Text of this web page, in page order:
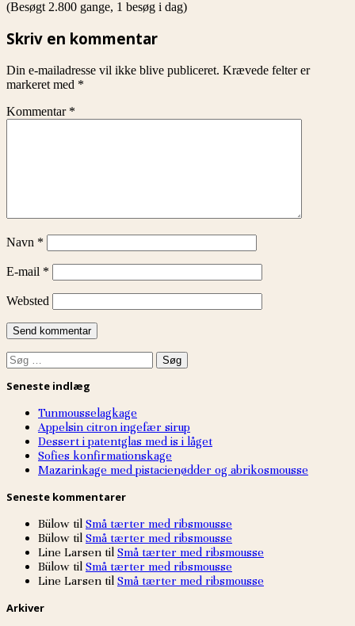
(Besøgt 2.800 gange, 1 besøg i dag)
Skriv en kommentar
Din e-mailadresse vil ikke blive publiceret. Krævede felter er
markeret med *
Kommentar *
Navn *
E-mail *
Websted
Søg
efter:
Seneste indlæg
Tunmousselagkage
Appelsin citron ingefær sirup
Dessert i patentglas med is i låget
Sofies konfirmationskage
Mazarinkage med pistacienødder og abrikosmousse
Seneste kommentarer
Bülow til Små tærter med ribsmousse
Bülow til Små tærter med ribsmousse
Line Larsen til Små tærter med ribsmousse
Bülow til Små tærter med ribsmousse
Line Larsen til Små tærter med ribsmousse
Arkiver